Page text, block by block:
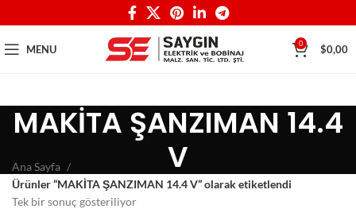
MENU 0 $0,00
MAKİTA ŞANZIMAN 14.4
V
Ana Sayfa
Ürünler “MAKİTA ŞANZIMAN 14.4 V” olarak etiketlendi
Tek bir sonuç gösteriliyor